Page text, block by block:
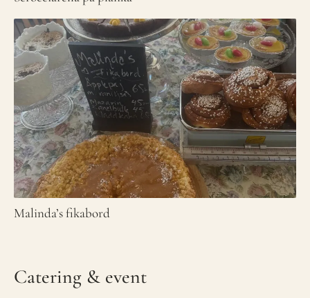
Malinda’s fikabord
Catering & event